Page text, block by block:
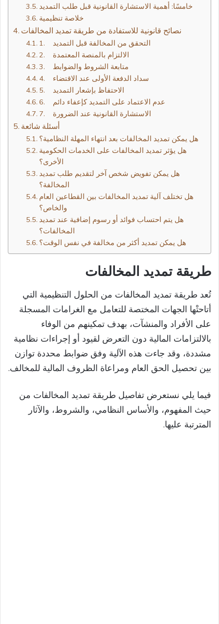
خامسًا: أهمية الاستشارة القانونية قبل طلب التمديد
خلاصة تنظيمية
نصائح قانونية للاستفادة من طريقة تمديد المخالفات
1. التحقق من المخالفة قبل التمديد
2. الالتزام بالمنصة المعتمدة
3. متابعة الشروط والضوابط
4. سداد الدفعة الأولى عند الاقتضاء
5. الاحتفاظ بإشعار التمديد
6. عدم الاعتماد على التمديد كإعفاء دائم
7. الاستشارة القانونية عند الضرورة
أسئلة شائعة
هل يمكن تمديد المخالفات بعد انتهاء المهلة النظامية؟
هل يؤثر تمديد المخالفات على الخدمات الحكومية
الأخرى؟
هل يمكن تفويض شخص آخر لتقديم طلب تمديد
المخالفة؟
هل تختلف آلية تمديد المخالفات بين القطاعين العام
والخاص؟
هل يتم احتساب فوائد أو رسوم إضافية عند تمديد
المخالفات؟
هل يمكن تمديد أكثر من مخالفة في نفس الوقت؟
طريقة تمديد المخالفات​
تُعد طريقة تمديد المخالفات من الحلول التنظيمية التي
أتاحتْها الجهات المختصة للتعامل مع الغرامات المسجلة
على الأفراد والمنشآت، بهدف تمكينهم من الوفاء
بالالتزامات المالية دون التعرض لقيود أو إجراءات نظامية
مشددة، وقد جاءت هذه الآلية وفق ضوابط محددة توازن
بين تحصيل الحق العام ومراعاة الظروف المالية للمخالف.
فيما يلي نستعرض تفاصيل طريقة تمديد المخالفات من
حيث المفهوم، والأساس النظامي، والشروط، والآثار
المترتبة عليها.